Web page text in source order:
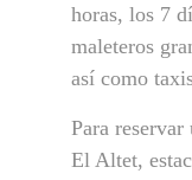
horas, los 7
maleteros
así como
Para
El Altet,